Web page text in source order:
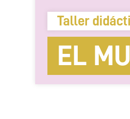
Taller
EL